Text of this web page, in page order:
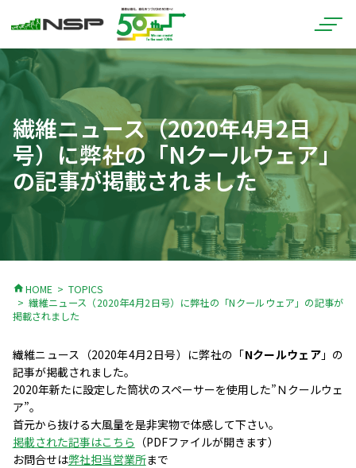
繊維ニュース（2020年4月2日
号）に弊社の「Nクールウェア」
の記事が掲載されました
home HOME
TOPICS
繊維ニュース（2020年4月2日号）に弊社の「Nクールウェア」の記事が
掲載されました
繊維ニュース（2020年4月2日号）に弊社の「Nクールウェア」の
記事が掲載されました。
2020年新たに設定した筒状のスペーサーを使用した”Ｎクールウェ
ア”。
首元から抜ける大風量を是非実物で体感して下さい。
掲載された記事はこちら （PDFファイルが開きます）
お問合せは弊社担当営業所まで